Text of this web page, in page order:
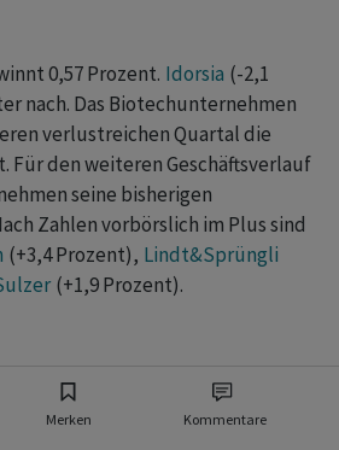
Merken Kommentare
0,57 Prozent. Idorsia (-2,1
nach. Das Biotechunternehmen
verlustreichen Quartal die
Für den weiteren Geschäftsverlauf
seine bisherigen
Zahlen vorbörslich im Plus sind
(+3,4 Prozent), Lindt&Sprüngli
(+1,9 Prozent).